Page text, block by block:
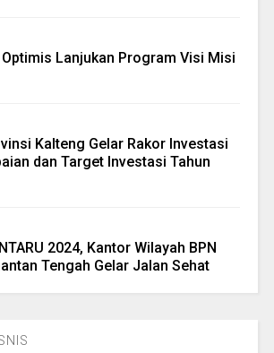
Lanjukan Program Visi Misi
Kalteng Gelar Rakor Investasi
dan Target Investasi Tahun
2024, Kantor Wilayah BPN
Tengah Gelar Jalan Sehat